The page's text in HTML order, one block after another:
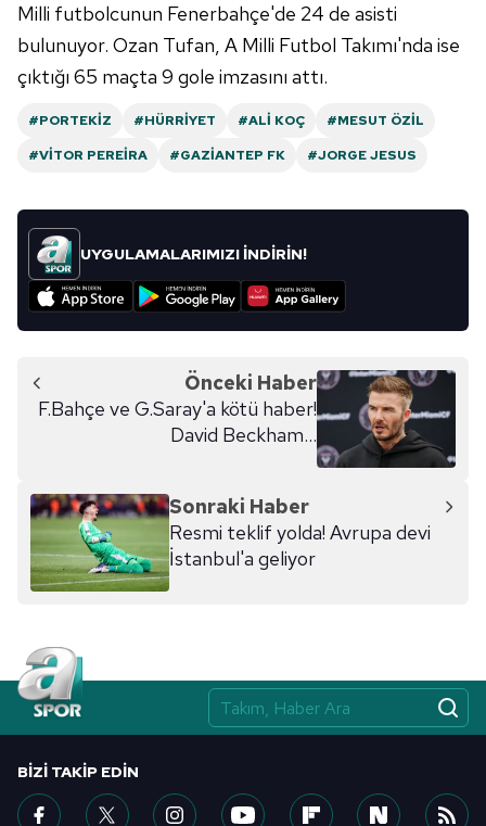
Milli futbolcunun Fenerbahçe'de 24 de asisti
bulunuyor. Ozan Tufan, A Milli Futbol Takımı'nda ise
çıktığı 65 maçta 9 gole imzasını attı.
#PORTEKIZ #HÜRRIYET #ALI KOÇ
#MESUT ÖZIL
#VITOR PEREIRA
#GAZIANTEP FK #JORGE JESUS
UYGULAMALARIMIZI İNDİRİN!
Önceki Haber
F.Bahçe ve G.Saray'a kötü haber!
David Beckham...
Sonraki Haber
Resmi teklif yolda! Avrupa devi
İstanbul'a geliyor
BIZI TAKIP EDIN